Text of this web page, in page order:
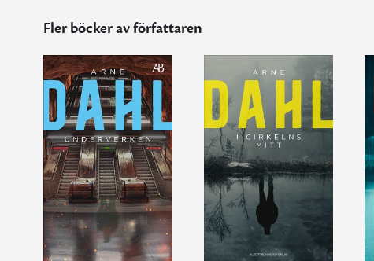
Fler böcker av författaren